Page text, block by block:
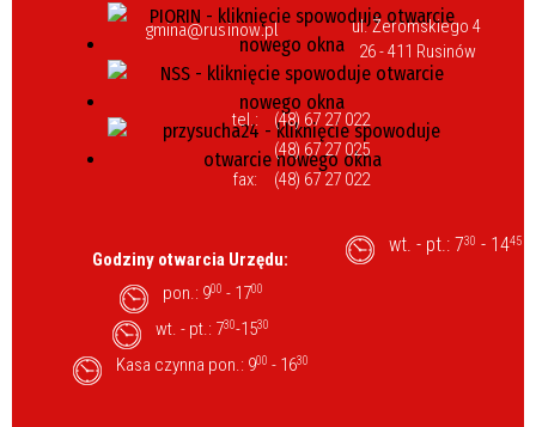
gmina@rusinow.pl
ul. Żeromskiego 4
26 - 411 Rusinów
tel.:
(48) 67 27 022
(48) 67 27 025
fax:
(48) 67 27 022
Godziny otwarcia Urzędu:
pon.: 900 - 1700
wt. - pt.: 730-1530
Kasa czynna pon.: 900 - 1630
wt. - pt.: 730 - 1445